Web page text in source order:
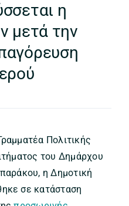
η
μετά την
Πολιτικής
του Δημάρχου
η Δημοτική
σε κατάσταση